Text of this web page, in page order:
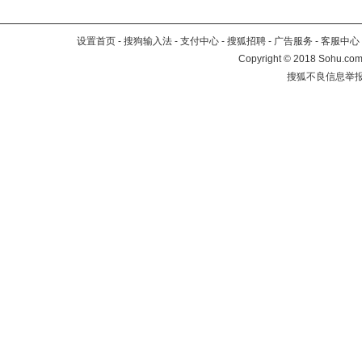
设置首页 - 搜狗输入法 - 支付中心 - 搜狐招聘 - 广告服务 - 客服中心
Copyright©2018
搜狐不良信息举